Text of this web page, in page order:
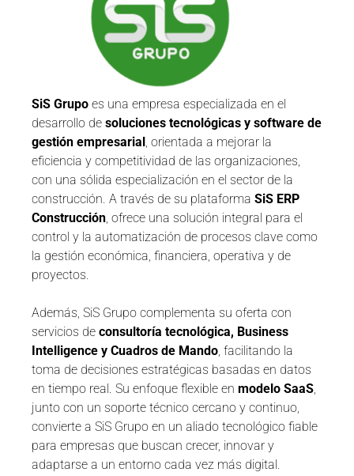
SiS Grupo es una empresa especializada en el
desarrollo de soluciones tecnológicas y software de
gestión empresarial , orientada a mejorar la
eficiencia y competitividad de las organizaciones,
con una sólida especialización en el sector de la
construcción. A través de su plataforma SiS ERP
Construcción , ofrece una solución integral para el
control y la automatización de procesos clave como
la gestión económica, financiera, operativa y de
proyectos.
Además, SiS Grupo complementa su oferta con
servicios de consultoría tecnológica, Business
Intelligence y Cuadros de Mando , facilitando la
toma de decisiones estratégicas basadas en datos
en tiempo real. Su enfoque flexible en modelo SaaS
junto con un soporte técnico cercano y continuo,
convierte a SiS Grupo en un aliado tecnológico fiable
para empresas que buscan crecer, innovar y
adaptarse a un entorno cada vez más digital.